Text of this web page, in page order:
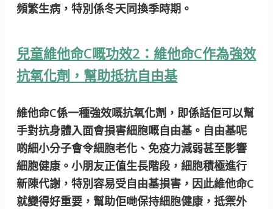
頻繁生病，特別係冬天同換季時期。
兒童維他命C嘅功效2：維他命C作為強效
抗氧化劑，幫助抵抗自由基
維他命C係一種強效嘅抗氧化劑 ，即係話佢可以幫
手對抗身體入面會損害細胞嘅自由基。自由基呢
啲細小分子會令細胞老化、免疫力減弱甚至影響
細胞健康。小朋友正值生長階段，細胞積極進行
新陳代謝，特別容易受自由基損害，因此維他命C
就變得好重要，幫助佢哋保持細胞健康，抵禦外